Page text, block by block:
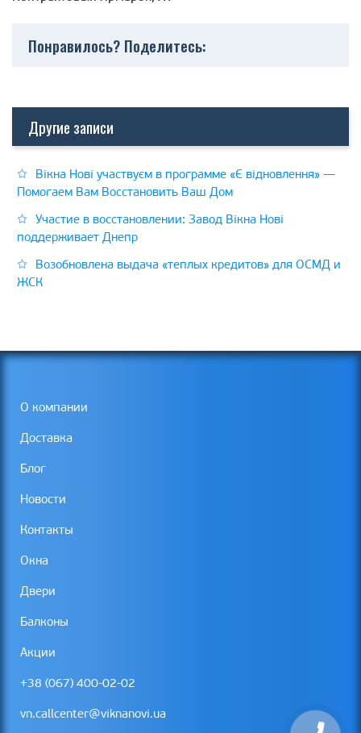
Понравилось? Поделитесь:
Другие записи
Вікна Нові участвуєм в программе «Є відновлення» —
Помогаем Вам Восстановить Ваш Дом
Участие в восстановлении: Завод Вікна Нові
поддерживает Днепр
Возобновлена выдача «теплых кредитов» для ОСМД и
ЖСК
О компании
Доставка
Блог
Новости
Контакты
Окна
Двери
Балконы
Акции
+38 (067) 400-02-02
vn.callcenter@viknanovi.ua